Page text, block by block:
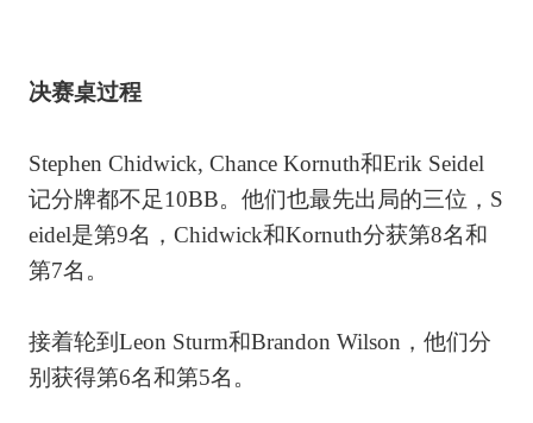
决赛桌过程
Stephen Chidwick, Chance Kornuth和Erik Seidel
记分牌都不足10BB。他们也最先出局的三位，S
eidel是第9名，Chidwick和Kornuth分获第8名和
第7名。
接着轮到Leon Sturm和Brandon Wilson，他们分
别获得第6名和第5名。